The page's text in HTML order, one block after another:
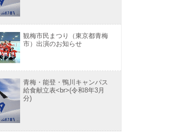
観梅市民まつり（東京都青梅
市）出演のお知らせ
青梅・能登・鴨川キャンパス
給食献立表<br>(令和8年3月
分)